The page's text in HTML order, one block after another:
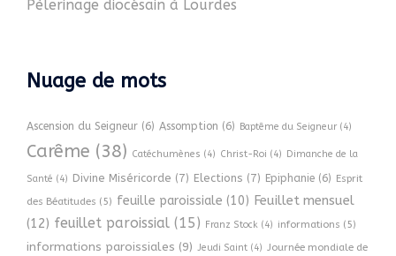
Pèlerinage diocésain à Lourdes
Nuage de mots
Ascension du Seigneur (6) Assomption (6) Baptême du Seigneur (4)
Carême (38) Catéchumènes (4) Christ-Roi (4) Dimanche de la
Santé (4) Divine Miséricorde (7) Elections (7) Epiphanie (6) Esprit
des Béatitudes (5) feuille paroissiale (10) Feuillet mensuel
(12) feuillet paroissial (15) Franz Stock (4) informations (5)
informations paroissiales (9) Jeudi Saint (4) Journée mondiale de